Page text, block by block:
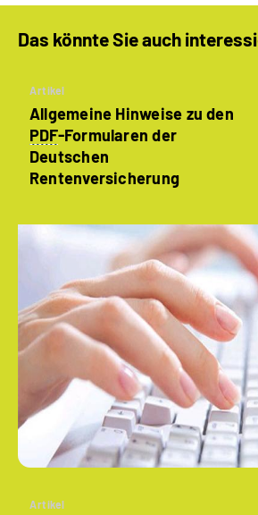
Das könnte Sie auch
Artikel
Allgemeine Hinweise zu den
PDF-Formularen der
Deutschen
Rentenversicherung
Artikel